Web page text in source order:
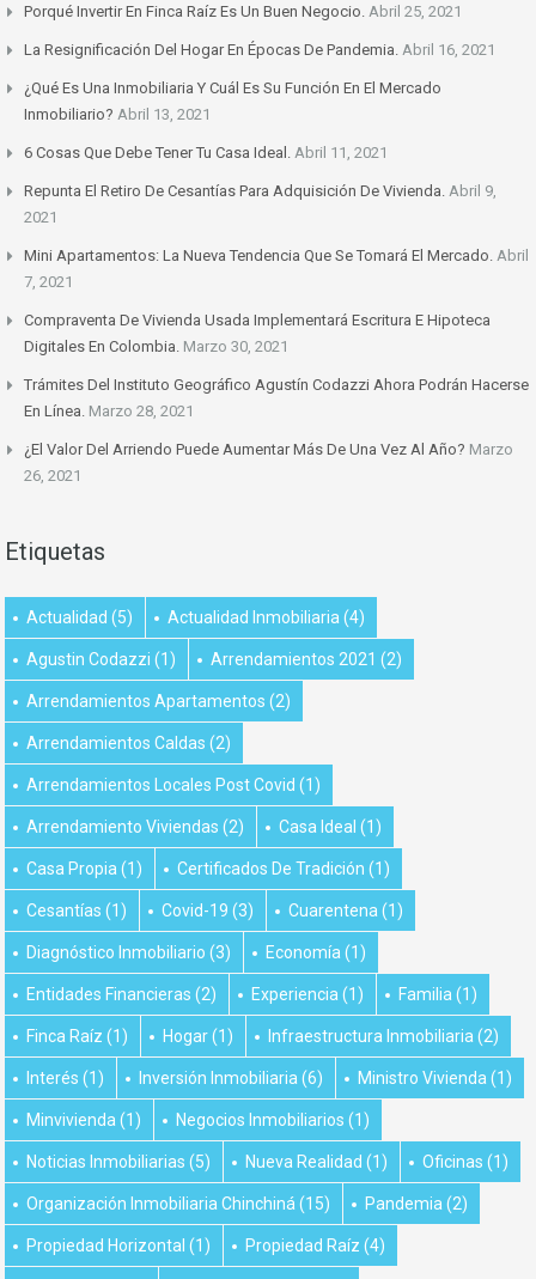
Porqué Invertir En Finca Raíz Es Un Buen Negocio. Abril 25, 2021
La Resignificación Del Hogar En Épocas De Pandemia. Abril 16, 2021
¿Qué Es Una Inmobiliaria Y Cuál Es Su Función En El Mercado
Inmobiliario? Abril 13, 2021
6 Cosas Que Debe Tener Tu Casa Ideal. Abril 11, 2021
Repunta El Retiro De Cesantías Para Adquisición De Vivienda. Abril 9,
2021
Mini Apartamentos: La Nueva Tendencia Que Se Tomará El Mercado. Abril
7, 2021
Compraventa De Vivienda Usada Implementará Escritura E Hipoteca
Digitales En Colombia. Marzo 30, 2021
Trámites Del Instituto Geográfico Agustín Codazzi Ahora Podrán Hacerse
En Línea. Marzo 28, 2021
¿El Valor Del Arriendo Puede Aumentar Más De Una Vez Al Año? Marzo
26, 2021
Etiquetas
Actualidad (5) Actualidad Inmobiliaria (4)
Agustin Codazzi (1) Arrendamientos 2021 (2)
Arrendamientos Apartamentos (2)
Arrendamientos Caldas (2)
Arrendamientos Locales Post Covid (1)
Arrendamiento Viviendas (2) Casa Ideal (1)
Casa Propia (1) Certificados De Tradición (1)
Cesantías (1) Covid-19 (3) Cuarentena (1)
Diagnóstico Inmobiliario (3) Economía (1)
Entidades Financieras (2) Experiencia (1) Familia (1)
Finca Raíz (1) Hogar(1) Infraestructura Inmobiliaria (2)
Interés (1) Inversión Inmobiliaria (6) Ministro Vivienda (1)
Minvivienda (1) Negocios Inmobiliarios (1)
Noticias Inmobiliarias (5) Nueva Realidad (1) Oficinas (1)
Organización Inmobiliaria Chinchiná (15) Pandemia (2)
Propiedad Horizontal (1) Propiedad Raíz (4)